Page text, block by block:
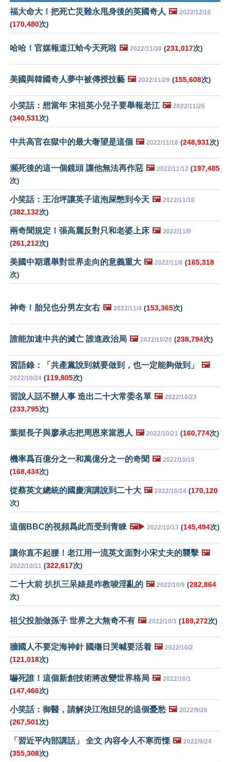
福大命大！把死亡災難永甩身後的英國奇人 🖼️ 2022/12/16
(170,480次)
哈哈！官媒報道江蛤今天死啦 🖼️ 2022/11/30 (231,017次)
美國與韓國奇人夢中被傳授技藝 🖼️ 2022/11/29 (155,608次)
小笑話：想當年 宋祖英小兒子要舉報老江 🖼️ 2022/11/26
(340,531次)
中共高官在獄中的最大奢望是這個 🖼️ 2022/11/18 (248,931次)
瀕死後的這一個鏡頭 讓他無法再作惡 🖼️ 2022/11/12 (197,485
次)
小笑話：王冶坪讓英子這泡屎憋到今天 🖼️ 2022/11/10
(382,132次)
兩奇聞規定！張高麗反對只和老婆上床 🖼️ 2022/11/9
(261,212次)
美國中期選舉對世界走向的意義重大 🖼️ 2022/11/6 (165,318
次)
神奇！胎兒也分男左女右 🖼️ 2022/11/4 (153,365次)
誰能加速中共的滅亡 誰進政治局 🖼️ 2022/10/29 (238,794次)
習語錄：「共產黨說到就要做到，也一定能夠做到」 🖼️
2022/10/24 (119,805次)
習說人話不辦人事 造出二十大常委名單 🖼️ 2022/10/23
(233,795次)
葉挺長子與廖承志把周恩來當恩人 🖼️ 2022/10/21 (160,774次)
機率爲百億分之一和萬億分之一的奇聞 🖼️ 2022/10/19
(168,434次)
從蔡英文總統的國慶演講說到二十大 🖼️ 2022/10/14 (170,120
次)
這個BBC的視頻爲此而受到青睞 🖼️▶️ 2022/10/13 (145,494次)
讓你直不起腰！老江用一流英文面對小宋丈夫的襲擊 🖼️
2022/10/11 (322,617次)
二十大前 扒扒三呆婊是咋教唆淫亂的 🖼️ 2022/10/9 (282,864
次)
祖父投胎做孫子 世界之大無奇不有 🖼️ 2022/10/3 (189,272次)
牆國人不要定海神針 國殤日哭喊要活着 🖼️ 2022/10/2
(121,018次)
嚇死誰！這個新創技術將改變世界格局 🖼️ 2022/10/1
(147,466次)
小笑話：御醫，請解決江泡妞兒的這個憂愁 🖼️ 2022/9/26
(267,501次)
「習近平內部講話」 全文 內容令人不寒而慄 🖼️ 2022/9/24
(355,308次)